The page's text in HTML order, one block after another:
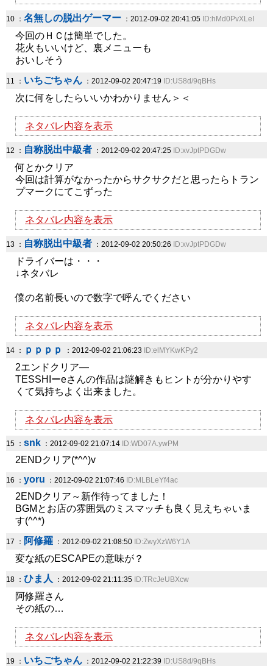
10 ： 名無しの脱出ゲーマー ：2012-09-02 20:41:05 ID:hMd0PvXLeI
今回のＨＣは簡単でした。
花火もいいけど、裏メニューも
おいしそう
11 ： いちごちゃん ：2012-09-02 20:47:19 ID:US8d/9qBHs
次に何をしたらいいかわかりません＞＜
ネタバレ内容を表示
12 ： 自称脱出中級者 ：2012-09-02 20:47:25 ID:xvJptPDGDw
何とかクリア
今回は計算がなかったからサクサクだと思ったらトラン
プマークにてこずった
ネタバレ内容を表示
13 ： 自称脱出中級者 ：2012-09-02 20:50:26 ID:xvJptPDGDw
ドライバーは・・・
↓ネタバレ
僕の名前長いので数字で呼んでください
ネタバレ内容を表示
14 ： ｐｐｐｐ ：2012-09-02 21:06:23 ID:elMYKwKPy2
2エンドクリア―
TESSHIーeさんの作品は謎解きもヒントが分かりやす
くて気持ちよく出来ました。
ネタバレ内容を表示
15 ： snk ：2012-09-02 21:07:14 ID:WD07A.ywPM
2ENDクリア(*^^)v
16 ： yoru ：2012-09-02 21:07:46 ID:MLBLeYf4ac
2ENDクリア～新作待ってました！
BGMとお店の雰囲気のミスマッチも良く見えちゃいま
す(^^*)
17 ： 阿修羅 ：2012-09-02 21:08:50 ID:ZwyXzW6Y1A
変な紙のESCAPEの意味が？
18 ： ひま人 ：2012-09-02 21:11:35 ID:TRcJeUBXcw
阿修羅さん
その紙の…
ネタバレ内容を表示
19 ： いちごちゃん ：2012-09-02 21:22:39 ID:US8d/9qBHs